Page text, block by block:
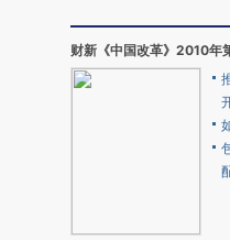
财新《中国改革》2010年